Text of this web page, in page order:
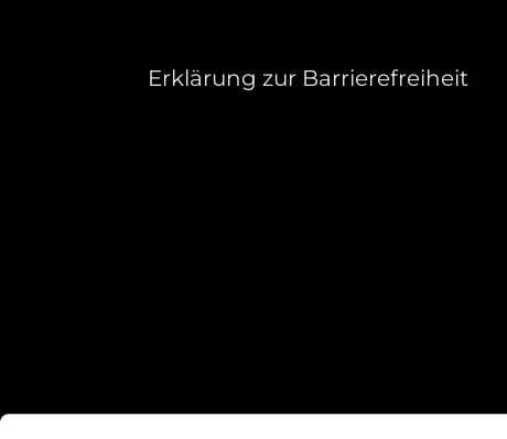
Erklärung zur Barrierefreiheit